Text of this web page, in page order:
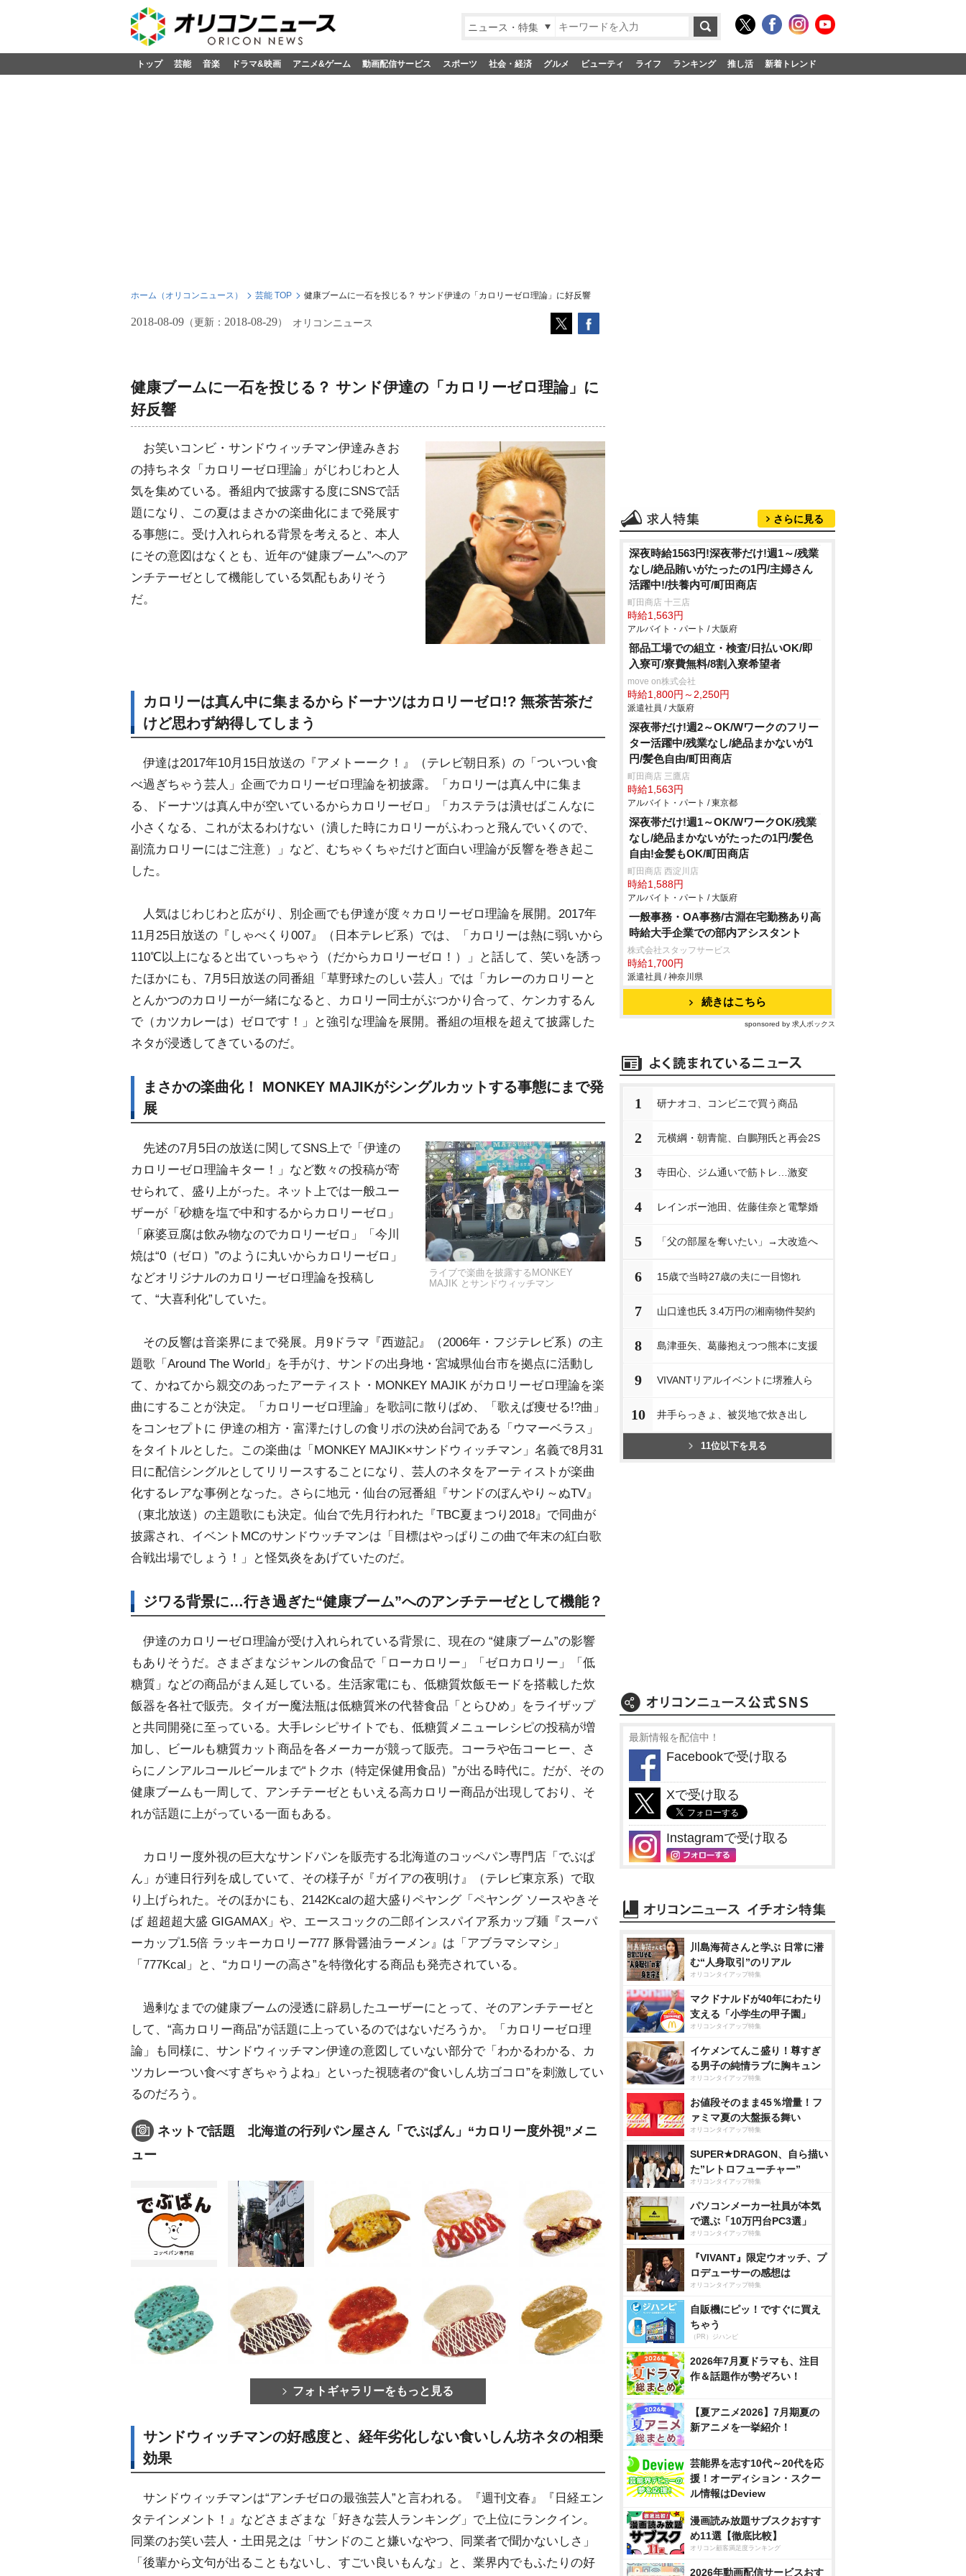
ニュース・特集
トップ 芸能 音楽 ドラマ&映画 アニメ&ゲーム 動画配信サービス スポーツ 社会・経済 グルメ ビューティ ライフ ランキング 推し活 新着トレンド
ホーム（オリコンニュース） 芸能 TOP 健康ブームに一石を投じる？ サンド伊達の「カロリーゼロ理論」に好反響
2018-08-09 （更新： 2018-08-29） オリコンニュース
健康ブームに一石を投じる？ サンド伊達の「カロリーゼロ理論」に
好反響
お笑いコンビ・サンドウィッチマン伊達みきお
の持ちネタ「カロリーゼロ理論」がじわじわと人
気を集めている。番組内で披露する度にSNSで話
題になり、この夏はまさかの楽曲化にまで発展す
る事態に。受け入れられる背景を考えると、本人
にその意図はなくとも、近年の“健康ブーム”へのア
ンチテーゼとして機能している気配もありそう
だ。
カロリーは真ん中に集まるからドーナツはカロリーゼロ!? 無茶苦茶だ
けど思わず納得してしまう
伊達は2017年10月15日放送の『アメトーーク！』（テレビ朝日系）の「ついつい食
べ過ぎちゃう芸人」企画でカロリーゼロ理論を初披露。「カロリーは真ん中に集ま
る、ドーナツは真ん中が空いているからカロリーゼロ」「カステラは潰せばこんなに
小さくなる、これが太るわけない（潰した時にカロリーがふわっと飛んでいくので、
副流カロリーにはご注意）」など、むちゃくちゃだけど面白い理論が反響を巻き起こ
した。
人気はじわじわと広がり、別企画でも伊達が度々カロリーゼロ理論を展開。2017年
11月25日放送の『しゃべくり007』（日本テレビ系）では、「カロリーは熱に弱いから
110℃以上になると出ていっちゃう（だからカロリーゼロ！）」と話して、笑いを誘っ
たほかにも、7月5日放送の同番組「草野球たのしい芸人」では「カレーのカロリーと
とんかつのカロリーが一緒になると、カロリー同士がぶつかり合って、ケンカするん
で（カツカレーは）ゼロです！」と強引な理論を展開。番組の垣根を超えて披露した
ネタが浸透してきているのだ。
まさかの楽曲化！ MONKEY MAJIKがシングルカットする事態にまで発
展
ライブで楽曲を披露するMONKEY
MAJIK とサンドウィッチマン
先述の7月5日の放送に関してSNS上で「伊達の
カロリーゼロ理論キター！」など数々の投稿が寄
せられて、盛り上がった。ネット上では一般ユー
ザーが「砂糖を塩で中和するからカロリーゼロ」
「麻婆豆腐は飲み物なのでカロリーゼロ」「今川
焼は“0（ゼロ）”のように丸いからカロリーゼロ」
などオリジナルのカロリーゼロ理論を投稿し
て、“大喜利化”していた。
その反響は音楽界にまで発展。月9ドラマ『西遊記』（2006年・フジテレビ系）の主
題歌「Around The World」を手がけ、サンドの出身地・宮城県仙台市を拠点に活動し
て、かねてから親交のあったアーティスト・MONKEY MAJIK がカロリーゼロ理論を楽
曲にすることが決定。「カロリーゼロ理論」を歌詞に散りばめ、「歌えば痩せる!?曲」
をコンセプトに 伊達の相方・富澤たけしの食リポの決め台詞である「ウマーベラス」
をタイトルとした。この楽曲は「MONKEY MAJIK×サンドウィッチマン」名義で8月31
日に配信シングルとしてリリースすることになり、芸人のネタをアーティストが楽曲
化するレアな事例となった。さらに地元・仙台の冠番組『サンドのぼんやり～ぬTV』
（東北放送）の主題歌にも決定。仙台で先月行われた『TBC夏まつり2018』で同曲が
披露され、イベントMCのサンドウッチマンは「目標はやっぱりこの曲で年末の紅白歌
合戦出場でしょう！」と怪気炎をあげていたのだ。
ジワる背景に…行き過ぎた“健康ブーム”へのアンチテーゼとして機能？
伊達のカロリーゼロ理論が受け入れられている背景に、現在の “健康ブーム”の影響
もありそうだ。さまざまなジャンルの食品で「ローカロリー」「ゼロカロリー」「低
糖質」などの商品がまん延している。生活家電にも、低糖質炊飯モードを搭載した炊
飯器を各社で販売。タイガー魔法瓶は低糖質米の代替食品「とらひめ」をライザップ
と共同開発に至っている。大手レシピサイトでも、低糖質メニューレシピの投稿が増
加し、ビールも糖質カット商品を各メーカーが競って販売。コーラや缶コーヒー、さ
らにノンアルコールビールまで“トクホ（特定保健用食品）”が出る時代に。だが、その
健康ブームも一周して、アンチテーゼともいえる高カロリー商品が出現しており、そ
れが話題に上がっている一面もある。
カロリー度外視の巨大なサンドパンを販売する北海道のコッペパン専門店「でぶぱ
ん」が連日行列を成していて、その様子が『ガイアの夜明け』（テレビ東京系）で取
り上げられた。そのほかにも、2142Kcalの超大盛りペヤング「ペヤング ソースやきそ
ば 超超超大盛 GIGAMAX」や、エースコックの二郎インスパイア系カップ麺『スーパ
ーカップ1.5倍 ラッキーカロリー777 豚骨醤油ラーメン』は「アブラマシマシ」
「777Kcal」と、“カロリーの高さ”を特徴化する商品も発売されている。
過剰なまでの健康ブームの浸透に辟易したユーザーにとって、そのアンチテーゼと
して、“高カロリー商品”が話題に上っているのではないだろうか。「カロリーゼロ理
論」も同様に、サンドウィッチマン伊達の意図していない部分で「わかるわかる、カ
ツカレーつい食べすぎちゃうよね」といった視聴者の“食いしん坊ゴコロ”を刺激してい
るのだろう。
ネットで話題 北海道の行列パン屋さん「でぶぱん」“カロリー度外視”メニ
ュー
フォトギャラリーをもっと見る
サンドウィッチマンの好感度と、経年劣化しない食いしん坊ネタの相乗
効果
サンドウィッチマンは“アンチゼロの最強芸人”と言われる。『週刊文春』『日経エン
タテインメント！』などさまざまな「好きな芸人ランキング」で上位にランクイン。
同業のお笑い芸人・土田晃之は「サンドのこと嫌いなやつ、同業者で聞かないしさ」
「後輩から文句が出ることもないし、すごい良いもんな」と、業界内でもふたりの好
さらに見る
深夜時給1563円!深夜帯だけ!週1～/残業
なし/絶品賄いがたったの1円/主婦さん
活躍中!/扶養内可/町田商店
町田商店 十三店
時給1,563円
アルバイト・パート / 大阪府
部品工場での組立・検査/日払いOK/即
入寮可/寮費無料/8割入寮希望者
move on株式会社
時給1,800円～2,250円
派遣社員 / 大阪府
深夜帯だけ!週2～OK/Wワークのフリー
ター活躍中/残業なし/絶品まかないが1
円/髪色自由/町田商店
町田商店 三鷹店
時給1,563円
アルバイト・パート / 東京都
深夜帯だけ!週1～OK/WワークOK/残業
なし/絶品まかないがたったの1円/髪色
自由!金髪もOK/町田商店
町田商店 西淀川店
時給1,588円
アルバイト・パート / 大阪府
一般事務・OA事務/古淵在宅勤務あり高
時給大手企業での部内アシスタント
株式会社スタッフサービス
時給1,700円
派遣社員 / 神奈川県
続きはこちら
sponsored by 求人ボックス
1 研ナオコ、コンビニで買う商品
2 元横綱・朝青龍、白鵬翔氏と再会2S
3 寺田心、ジム通いで筋トレ…激変
4 レインボー池田、佐藤佳奈と電撃婚
5 「父の部屋を奪いたい」→大改造へ
6 15歳で当時27歳の夫に一目惚れ
7 山口達也氏 3.4万円の湘南物件契約
8 島津亜矢、葛藤抱えつつ熊本に支援
9 VIVANTリアルイベントに堺雅人ら
10 井手らっきょ、被災地で炊き出し
11位以下を見る
最新情報を配信中！
Facebookで受け取る
Xで受け取る
Instagramで受け取る
川島海荷さんと学ぶ 日常に潜
む“人身取引”のリアル
オリコンタイアップ特集
マクドナルドが40年にわたり
支える「小学生の甲子園」
オリコンタイアップ特集
イケメンてんこ盛り！尊すぎ
る男子の純情ラブに胸キュン
オリコンタイアップ特集
お値段そのまま45％増量！フ
ァミマ夏の大盤振る舞い
オリコンタイアップ特集
SUPER★DRAGON、自ら描い
た”レトロフューチャー”
オリコンタイアップ特集
パソコンメーカー社員が本気
で選ぶ「10万円台PC3選」
オリコンタイアップ特集
『VIVANT』限定ウオッチ、プ
ロデューサーの感想は
オリコンタイアップ特集
自販機にピッ！ですぐに買え
ちゃう
（PR）ジハンピ
2026年7月夏ドラマも、注目
作＆話題作が勢ぞろい！
【夏アニメ2026】7月期夏の
新アニメを一挙紹介！
芸能界を志す10代～20代を応
援！オーディション・スクー
ル情報はDeview
漫画読み放題サブスクおすす
め11選【徹底比較】
オリコン顧客満足度ランキング
2026年動画配信サービスおす